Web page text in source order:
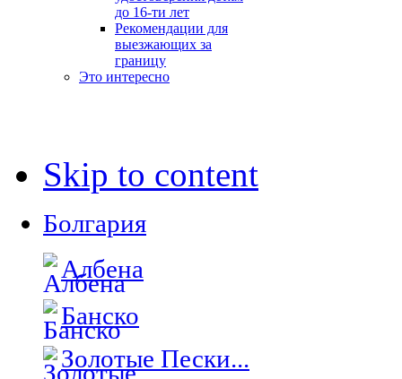
до 16-ти лет
Рекомендации для
выезжающих за
границу
Это интересно
Skip to content
Болгария
Албена
Банско
Золотые Пески...